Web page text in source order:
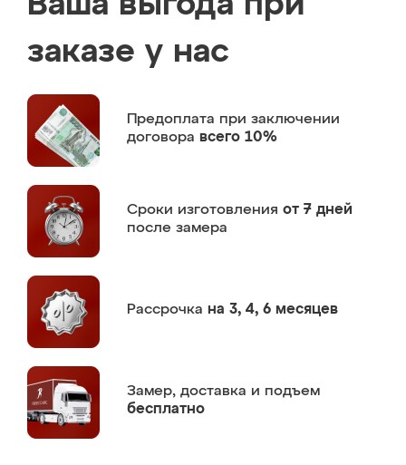
заказе у нас
Предоплата при заключении
договора всего 10%
Сроки изготовления от 7 дней
после замера
Рассрочка на 3, 4, 6 месяцев
Замер, доставка и подъем
бесплатно